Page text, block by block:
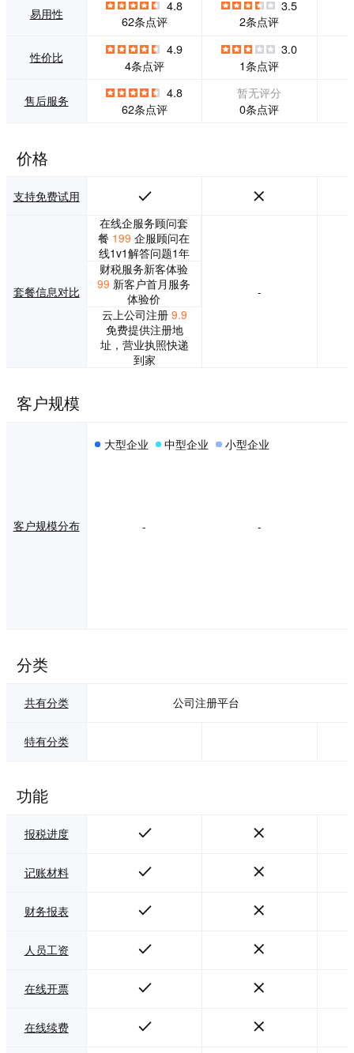
管理系统，园区管
理系统得到了客户
和园区的一致好
评。 我们更懂创业
路上的艰辛与痛
点。“每天努力一
点, 让服务更完
美”我们靠着这个信
w.qiyehuo.com]，
站式企业生态服务
链，同时打通线下
园区、孵化器等实
体，助力国内中小
微企业快速从0到1
的发展。
芒果”。 目前，智
慧芒果已先后在四
川、贵州、广东、
浙江等地区成立了
多家直营分公司，
专业人员超过1000
余人，服务客户数
万家，一跃成为西
易用性
4.8
62条点评
3.5
2条点评
性价比
4.9
4条点评
3.0
1条点评
售后服务
4.8
62条点评
暂无评分
0条点评
价格
支持免费试用
套餐信息对比
在线企服务顾问套
餐 199 企服顾问在
线1v1解答问题1年
财税服务新客体验
99 新客户首月服务
体验价
云上公司注册 9.9
免费提供注册地
址，营业执照快递
到家
-
客户规模
客户规模分布
大型企业 中型企业 小型企业
- -
分类
共有分类 公司注册平台
特有分类
功能
报税进度
记账材料
财务报表
人员工资
在线开票
在线续费